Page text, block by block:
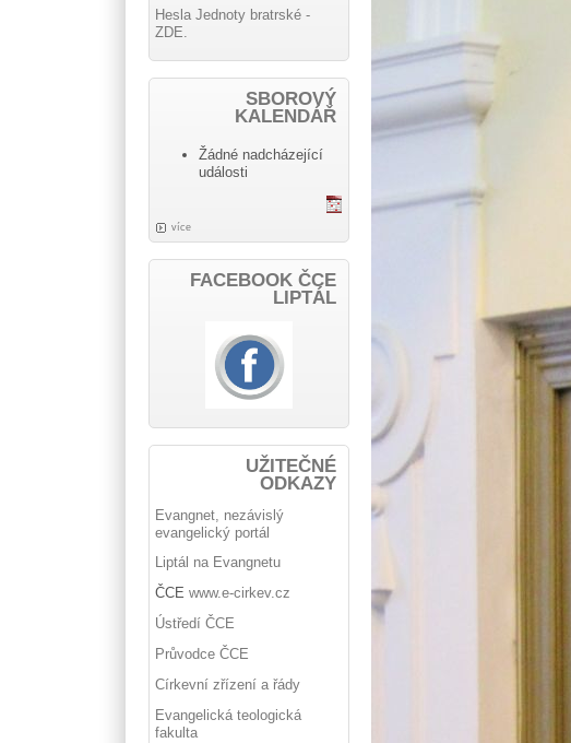
Hesla Jednoty bratrské -
ZDE.
SBOROVÝ
KALENDÁŘ
Žádné nadcházející
události
více
FACEBOOK ČCE
LIPTÁL
UŽITEČNÉ
ODKAZY
Evangnet, nezávislý
evangelický portál
Liptál na Evangnetu
ČCEwww.e-cirkev.cz
Ústředí ČCE
Průvodce ČCE
Církevní zřízení a řády
Evangelická teologická
fakulta